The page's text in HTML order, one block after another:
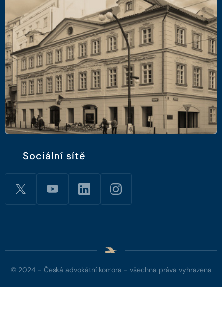
Sociální sítě
© 2024 - Česká advokátní komora - všechna práva vyhrazena